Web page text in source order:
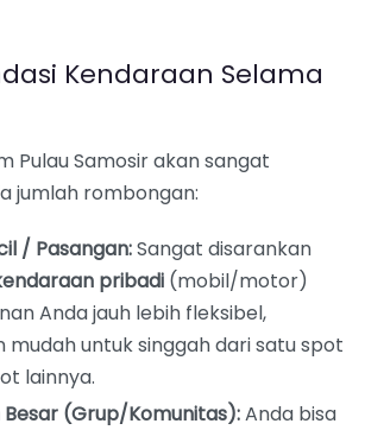
Kendaraan Selama
Pulau Samosir akan sangat
jumlah rombongan:
/ Pasangan:Sangat disarankan
pribadi (mobil/motor)
Anda jauh lebih fleksibel,
mudah untuk singgah dari satu spot
lainnya.
(Grup/Komunitas):Anda bisa